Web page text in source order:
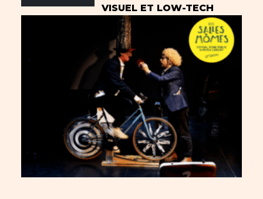
VISUEL ET LOW-TECH